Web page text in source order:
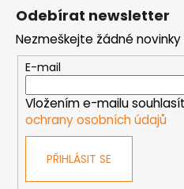
r
y
Odebírat newsletter
Nezmeškejte žádné
E-mail
Vložením e-mailu
ochrany osobních údajů
PŘIHLÁSIT SE